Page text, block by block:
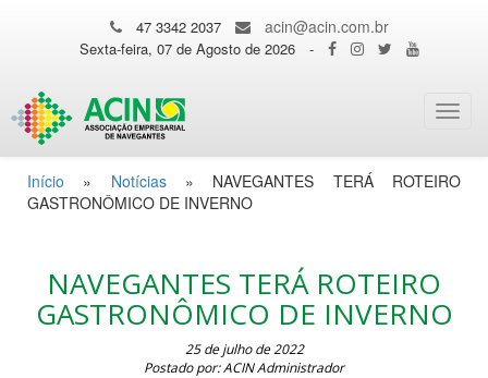
47 3342 2037 acin@acin.com.br
Sexta-feira, 07 de Agosto de 2026 -
Início » Notícias» NAVEGANTES TERÁ ROTEIRO
GASTRONÔMICO DE INVERNO
NAVEGANTES TERÁ ROTEIRO
GASTRONÔMICO DE INVERNO
25 de julho de 2022
Postado por: ACIN Administrador